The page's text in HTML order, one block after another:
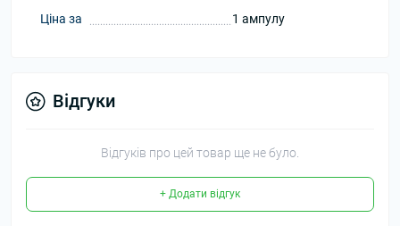
Ціна за 1 ампулу
Відгуки
Відгуків про цей товар ще не було.
+ Додати відгук